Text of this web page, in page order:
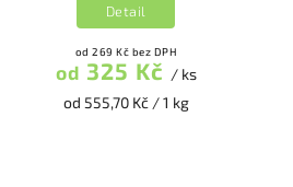
od 269 Kč bez DPH
od 325 Kč / ks
od 555,70 Kč / 1 kg
Detail